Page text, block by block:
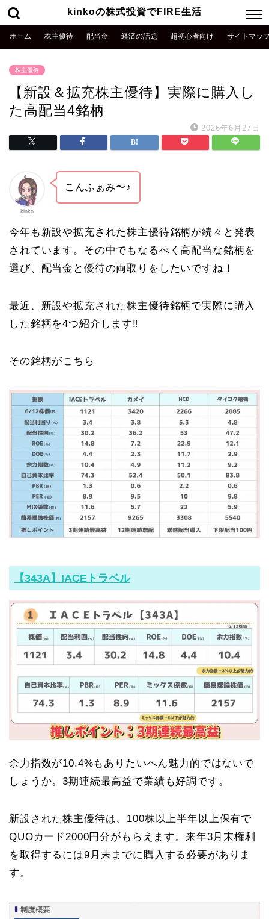
kinkoの株式投資でFIRE生活
ホーム 株主優待 配当金 経済の話題 超初心者向け サイトマッ
株主優待
【新設＆拡充株主優待】実際に購入し
た高配当4銘柄
2026年6月27日
kinko
こんふぁみ〜♪
今年も新設や拡充された株主優待銘柄が続々と発表
されています。その中でもなるべく高配当な銘柄を
選び、配当金と優待の両取りをしたいですね！
最近、新設や拡充された株主優待銘柄で実際に購入
した銘柄を4つ紹介します‼️
その銘柄がこちら
【343A】IACEトラベル
余力指数が10.4%もありたいへん魅力的ではないで
しょうか。3期連続最高益で業績も好調です。
新設された株主優待は、100株以上半年以上保有で
QUOカード2000円分がもらえます。来年3月末権利
を取得するには9月末までに購入する必要がありま
す。